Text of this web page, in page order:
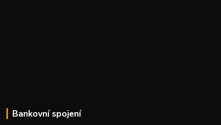
Bankovní spojení